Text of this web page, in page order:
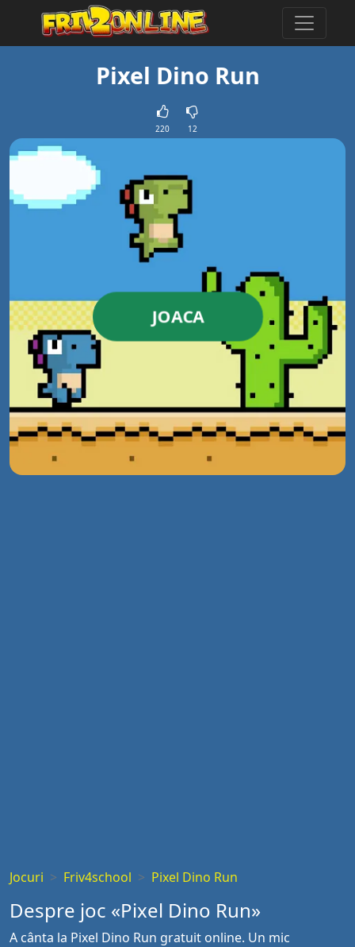
Pixel Dino Run
220 12
JOACA
Jocuri Friv4school Pixel Dino Run
Despre joc «Pixel Dino Run»
A cânta la Pixel Dino Run gratuit online. Un mic